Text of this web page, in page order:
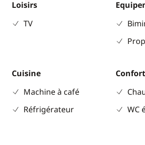
Loisirs
TV
Cuisine
Machine à café
Réfrigérateur
Confort
WC